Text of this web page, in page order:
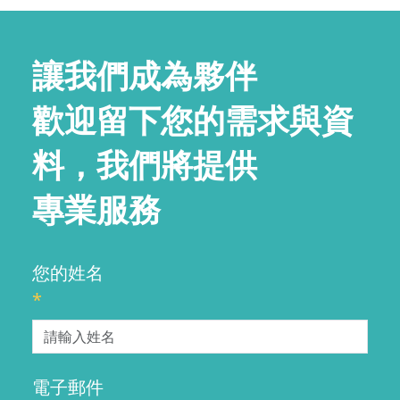
讓我們成為夥伴
歡迎留下您的需求與資
料，我們將提供
專業服務
您的姓名
*
電子郵件